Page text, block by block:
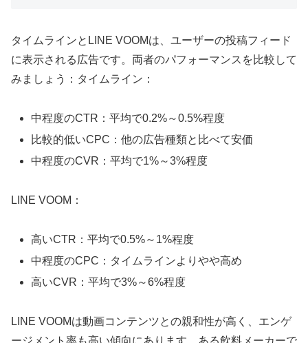
タイムラインとLINE VOOMは、ユーザーの投稿フィード
に表示される広告です。両者のパフォーマンスを比較して
みましょう：タイムライン：
中程度のCTR：平均で0.2%～0.5%程度
比較的低いCPC：他の広告種類と比べて安価
中程度のCVR：平均で1%～3%程度
LINE VOOM：
高いCTR：平均で0.5%～1%程度
中程度のCPC：タイムラインよりやや高め
高いCVR：平均で3%～6%程度
LINE VOOMは動画コンテンツとの親和性が高く、エンゲ